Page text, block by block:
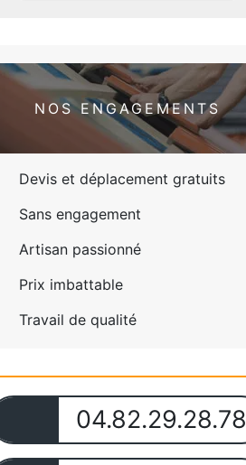
NOS ENGAGEMENTS
Devis et déplacement gratuits
Sans engagement
Artisan passionné
Prix imbattable
Travail de qualité
04.82.29.28.78